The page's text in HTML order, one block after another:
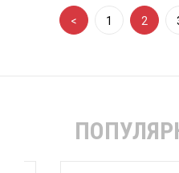
< 1 2